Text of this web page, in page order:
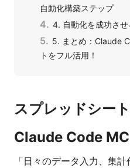
自動化構築ステップ
4. 自動化を成功さ
5. まとめ：Claude
トをフル活用！
スプレッドシー
Claude Code
「日々のデータ入力、集